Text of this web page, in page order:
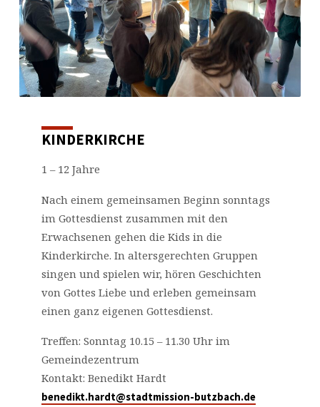
KINDERKIRCHE
1 – 12 Jahre
Nach einem gemeinsamen Beginn sonntags
im Gottesdienst zusammen mit den
Erwachsenen gehen die Kids in die
Kinderkirche. In altersgerechten Gruppen
singen und spielen wir, hören Geschichten
von Gottes Liebe und erleben gemeinsam
einen ganz eigenen Gottesdienst.
Treffen: Sonntag 10.15 – 11.30 Uhr im
Gemeindezentrum
Kontakt: Benedikt Hardt
benedikt.hardt@stadtmission-butzbach.de